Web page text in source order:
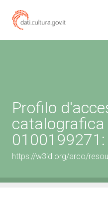
Profilo
catalografica
0100199271:
https://w3id.org/arco/